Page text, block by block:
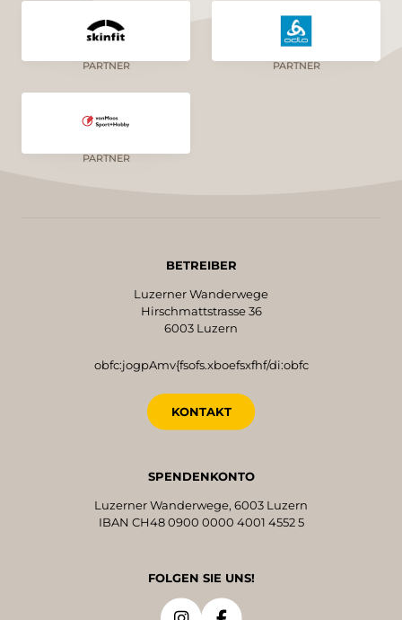
PARTNER PARTNER
PARTNER
BETREIBER
Luzerner Wanderwege
Hirschmattstrasse 36
6003 Luzern
obfc:jogpAmv{fsofs.xboefsxfhf/di:obfc
KONTAKT
SPENDENKONTO
Luzerner Wanderwege, 6003 Luzern
IBAN CH48 0900 0000 4001 4552 5
FOLGEN SIE UNS!